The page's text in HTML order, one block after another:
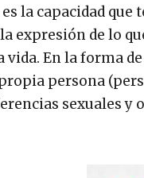
la capacidad
expresión de lo
vida. En la forma
persona
sexuales y